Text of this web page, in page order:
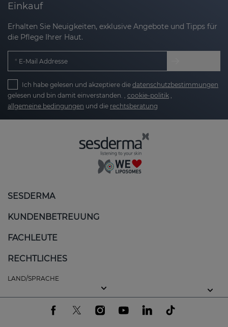
Einkauf
Erhalten Sie Neuigkeiten, exklusive Angebote und Tipps für
die Pflege Ihrer Haut.
E-Mail Addresse
Ich habe gelesen und akzeptiere die datenschutzbestimmungen
gelesen und bin damit einverstanden. , cookie-politik ,
allgemeine bedingungen und die rechtsberatung
SESDERMA
KUNDENBETREUUNG
FACHLEUTE
RECHTLICHES
LAND/SPRACHE